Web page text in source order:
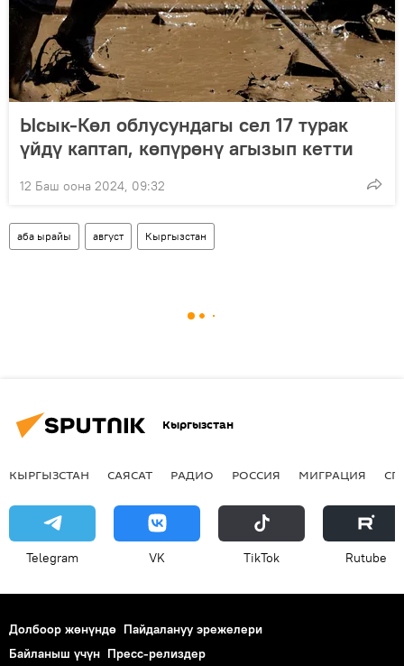
Ысык-Көл облусундагы сел 17 турак
үйдү каптап, көпүрөнү агызып кетти
12 Баш оона 2024, 09:32
аба ырайы август Кыргызстан
Кыргызстан
КЫРГЫЗСТАН САЯСАТ РАДИО РОССИЯ МИГРАЦИЯ
Telegram VK ТikТоk Rutube
Долбоор жөнүндө Пайдалануу эрежелери
Байланыш үчүн Пресс-релиздер